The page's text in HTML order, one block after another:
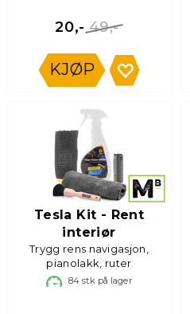
49,-
20,-
KJØP
Tesla Kit - Rent
interiør
Trygg rens navigasjon,
pianolakk, ruter
84 stk på lager